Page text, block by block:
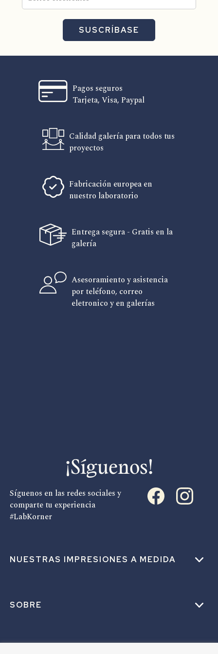
SUSCRÍBASE
Pagos seguros
Tarjeta, Visa, Paypal
Calidad galería para todos tus
proyectos
Fabricación europea en
nuestro laboratorio
Entrega segura - Gratis en la
galería
Asesoramiento y asistencia
por teléfono, correo
eletronico y en galerías
NUESTRAS IMPRESIONES A MEDIDA
SOBRE
¡Síguenos!
Síguenos en las redes sociales y
comparte tu experiencia
#LabKorner